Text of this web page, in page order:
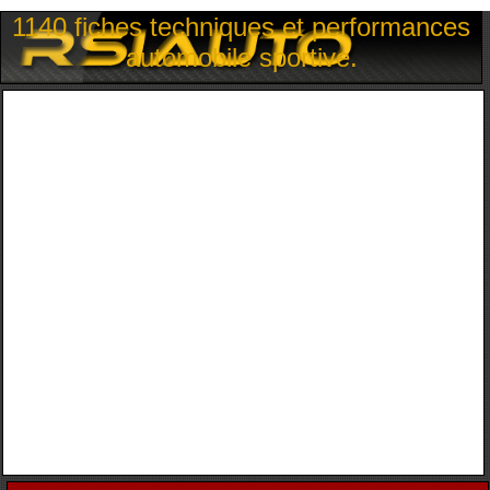
1140 fiches techniques et performances
automobile sportive.